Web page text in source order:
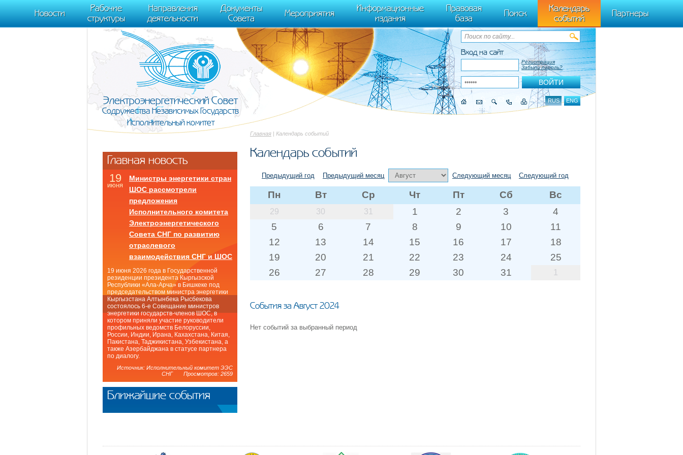
m[i].l=1*new Date(); for (var j = 0; j < document.scripts.length; j++) {if (document.scripts[j].src === r) { return; }} k=e.createElement(t),a=e.getElementsByTagName(t)[0],k.async=1,k.src=r,a.parentNode.insertBefore(k,a)}) (window,
document, "script", "https://mc.yandex.ru/metrika/tag.js", "ym"); ym(95911708, "init", { clickmap:true, trackLinks:true, accurateTrackBounce:true });
Новости
Рабочие
структуры
Направления
деятельности
Документы
Совета
Мероприятия
Информационные
издания
Правовая
база
Поиск
Календарь
событий
Партнеры
Вход на сайт
Регистрация
Забыли пароль?
RUS ENG
Электроэнергетический Совет
Содружества Независимых Государств
Исполнительный комитет
Главная | Календарь событий
Календарь событий
Предыдущий год Предыдущий месяц Следующий месяц Следующий год
Пн Вт Ср Чт Пт Сб Вс
29 30 31 1 2 3
4
5
6 7 8 9 10
11
12
13 14 15 16 17
18
19
20 21 22 23 24
25
26
27 28 29 30 31 1
События за Август 2024
Нет событий за выбранный период
Главная новость
19
июня
Министры энергетики стран
ШОС рассмотрели
предложения
Исполнительного комитета
Электроэнергетического
Совета СНГ по развитию
отраслевого
взаимодействия СНГ и ШОС
19 июня 2026 года в Государственной
резиденции президента Кыргызской
Республики «Ала-Арча» в Бишкеке под
председательством министра энергетики
Кыргызстана Алтынбека Рысбекова
состоялось 6-е Совещание министров
энергетики государств-членов ШОС, в
котором приняли участие руководители
профильных ведомств Белоруссии,
России, Индии, Ирана, Кахахстана, Китая,
Пакистана, Таджикистана, Узбекистана, а
также Азербайджана в статусе партнера
по диалогу.
Источник: Исполнительный комитет ЭЭС
СНГ Просмотров: 2659
Ближайшие события